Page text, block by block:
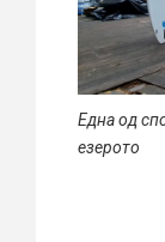
Една од
езерото